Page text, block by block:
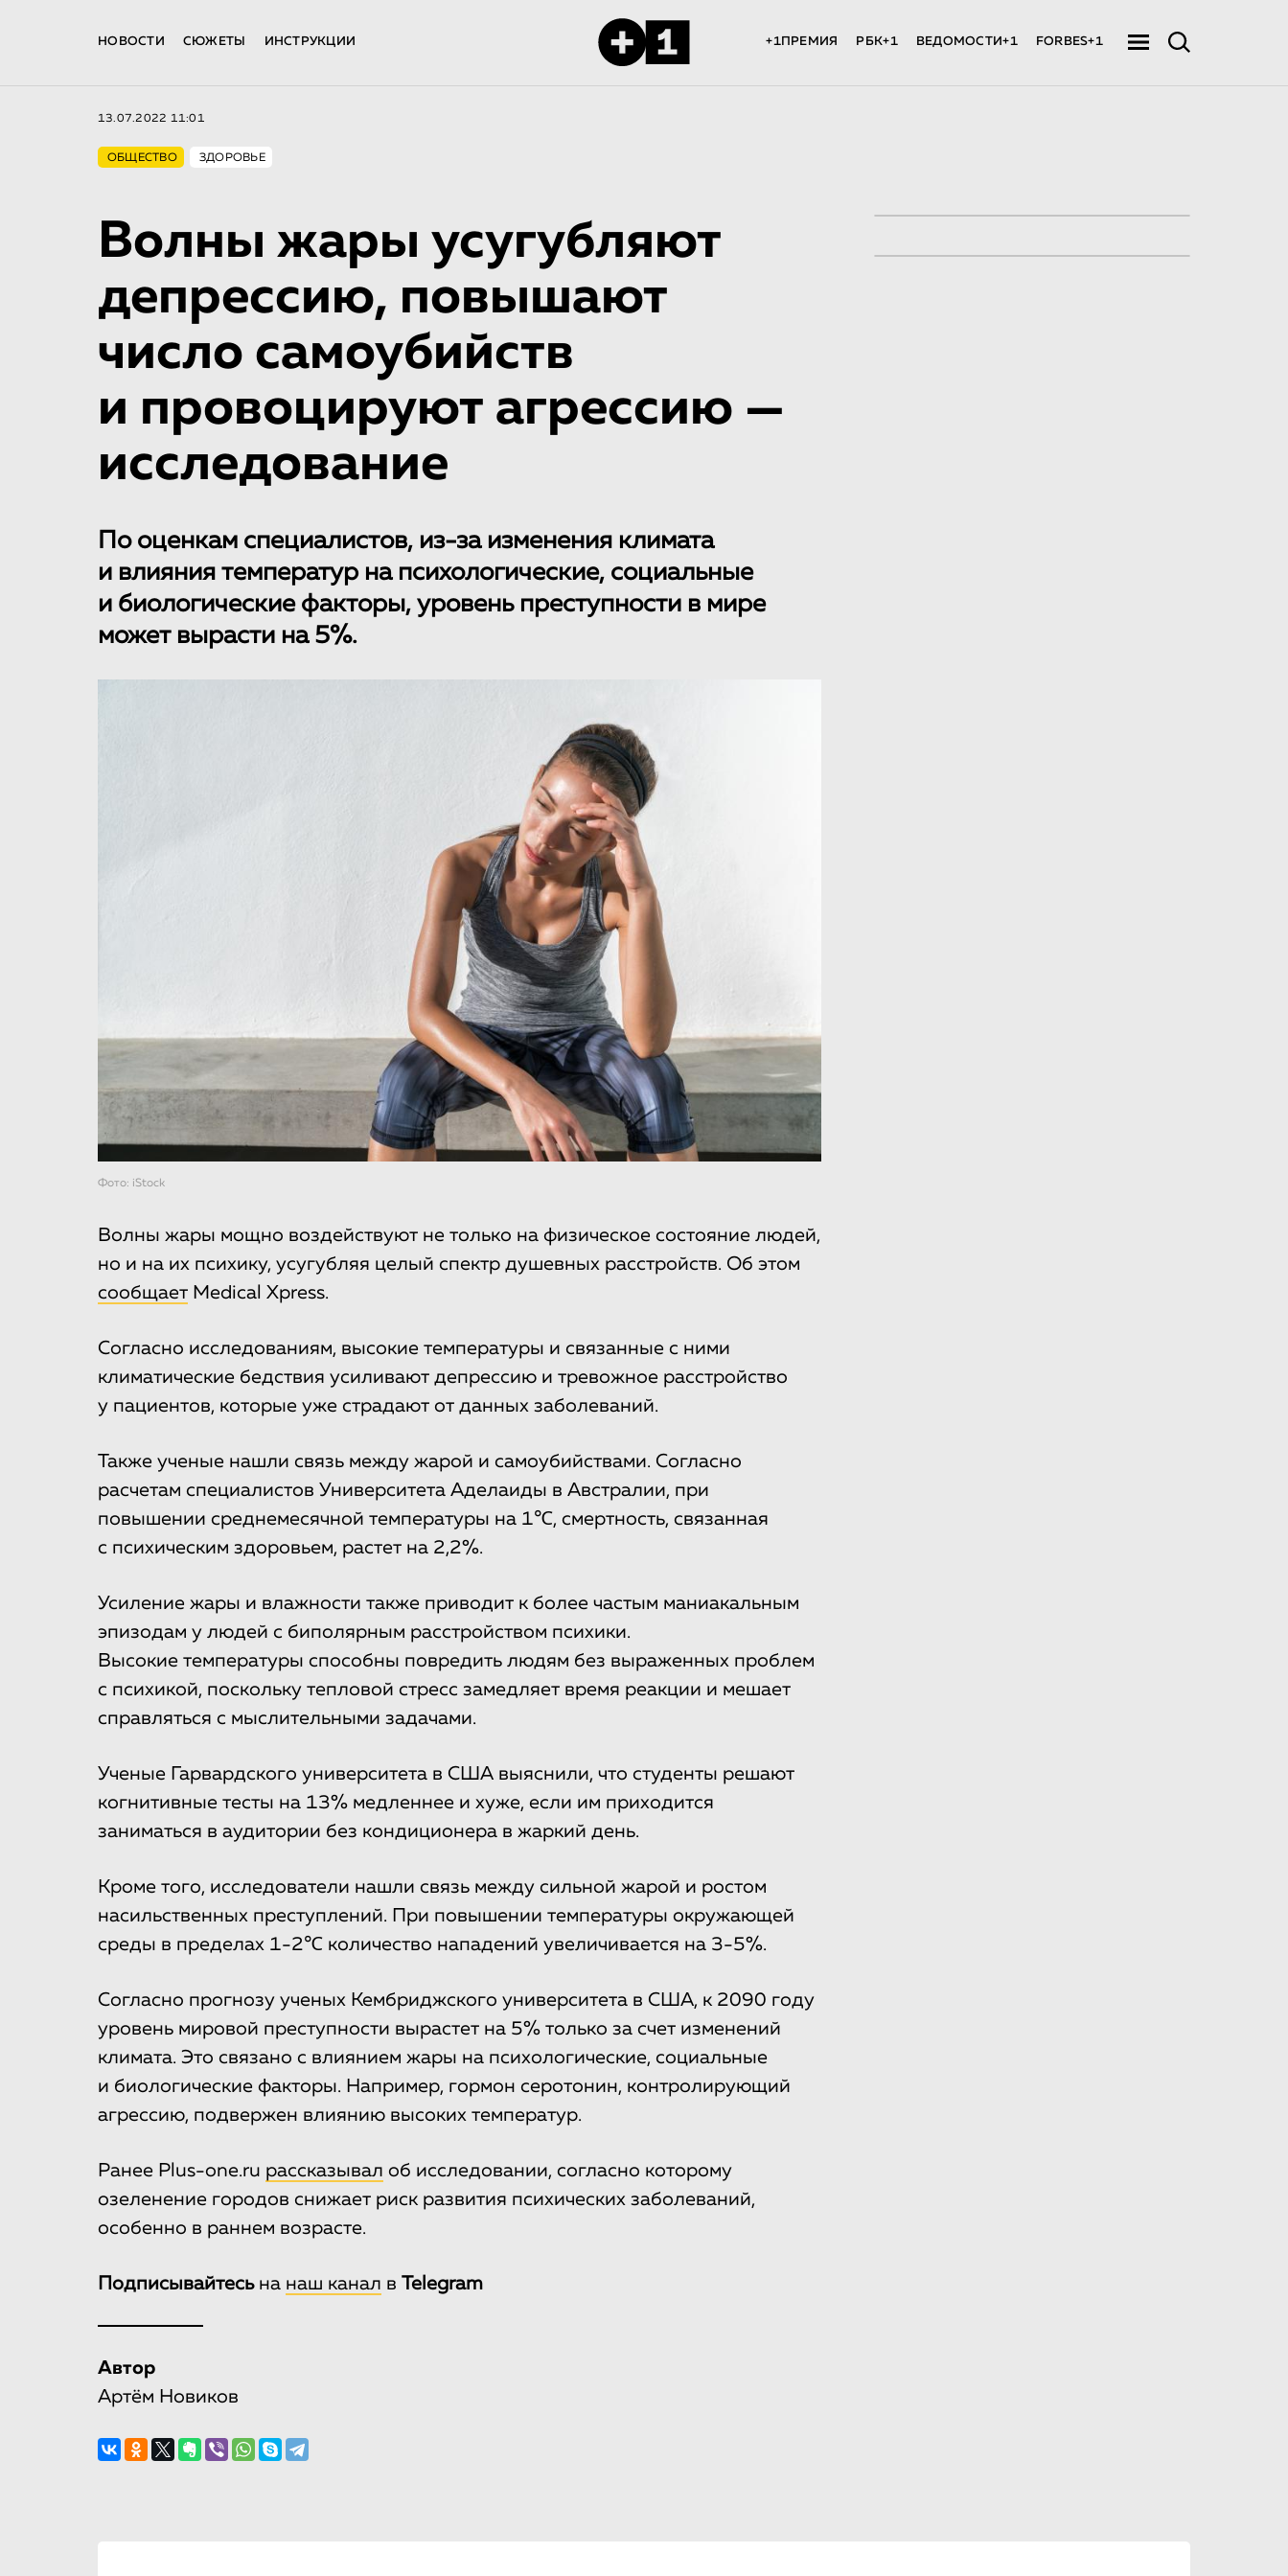
НОВОСТИ СЮЖЕТЫ ИНСТРУКЦИИ +1ПРЕМИЯ РБК+1 ВЕДОМОСТИ+1 FORBES+1
13.07.2022 11:01
ОБЩЕСТВО ЗДОРОВЬЕ
Волны жары усугубляют
депрессию, повышают
число самоубийств
и провоцируют агрессию —
исследование
По оценкам специалистов, из-за изменения климата
и влияния температур на психологические, социальные
и биологические факторы, уровень преступности в мире
может вырасти на 5%.
Фото: iStock
Волны жары мощно воздействуют не только на физическое состояние людей,
но и на их психику, усугубляя целый спектр душевных расстройств. Об этом
сообщает Medical Xpress.
Согласно исследованиям, высокие температуры и связанные с ними
климатические бедствия усиливают депрессию и тревожное расстройство
у пациентов, которые уже страдают от данных заболеваний.
Также ученые нашли связь между жарой и самоубийствами. Согласно
расчетам специалистов Университета Аделаиды в Австралии, при
повышении среднемесячной температуры на 1℃, смертность, связанная
с психическим здоровьем, растет на 2,2%.
Усиление жары и влажности также приводит к более частым маниакальным
эпизодам у людей с биполярным расстройством психики.
Высокие температуры способны повредить людям без выраженных проблем
с психикой, поскольку тепловой стресс замедляет время реакции и мешает
справляться с мыслительными задачами.
Ученые Гарвардского университета в США выяснили, что студенты решают
когнитивные тесты на 13% медленнее и хуже, если им приходится
заниматься в аудитории без кондиционера в жаркий день.
Кроме того, исследователи нашли связь между сильной жарой и ростом
насильственных преступлений. При повышении температуры окружающей
среды в пределах 1-2℃ количество нападений увеличивается на 3-5%.
Согласно прогнозу ученых Кембриджского университета в США, к 2090 году
уровень мировой преступности вырастет на 5% только за счет изменений
климата. Это связано с влиянием жары на психологические, социальные
и биологические факторы. Например, гормон серотонин, контролирующий
агрессию, подвержен влиянию высоких температур.
Ранее Plus-one.ru рассказывал об исследовании, согласно которому
озеленение городов снижает риск развития психических заболеваний,
особенно в раннем возрасте.
Подписывайтесьна наш канал в Telegram
Автор
Артём Новиков